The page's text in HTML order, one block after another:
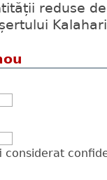
reduse
considerat